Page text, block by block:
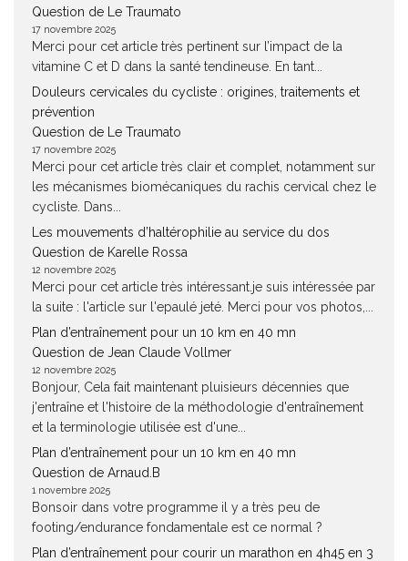
Question de Le Traumato
17 novembre 2025
Merci pour cet article très pertinent sur l’impact de la
vitamine C et D dans la santé tendineuse. En tant...
Douleurs cervicales du cycliste : origines, traitements et
prévention
Question de Le Traumato
17 novembre 2025
Merci pour cet article très clair et complet, notamment sur
les mécanismes biomécaniques du rachis cervical chez le
cycliste. Dans...
Les mouvements d’haltérophilie au service du dos
Question de Karelle Rossa
12 novembre 2025
Merci pour cet article très intéressant.je suis intéressée par
la suite : l'article sur l'epaulé jeté. Merci pour vos photos,...
Plan d’entraînement pour un 10 km en 40 mn
Question de Jean Claude Vollmer
12 novembre 2025
Bonjour, Cela fait maintenant pluisieurs décennies que
j'entraîne et l'histoire de la méthodologie d'entraînement
et la terminologie utilisée est d'une...
Plan d’entraînement pour un 10 km en 40 mn
Question de Arnaud.B
1 novembre 2025
Bonsoir dans votre programme il y a très peu de
footing/endurance fondamentale est ce normal ?
Plan d’entraînement pour courir un marathon en 4h45 en 3